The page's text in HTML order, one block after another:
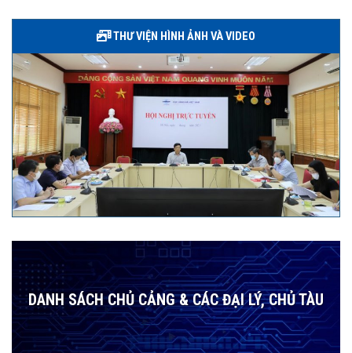
THƯ VIỆN HÌNH ẢNH VÀ VIDEO
DANH SÁCH CHỦ CẢNG & CÁC ĐẠI LÝ, CHỦ TÀU